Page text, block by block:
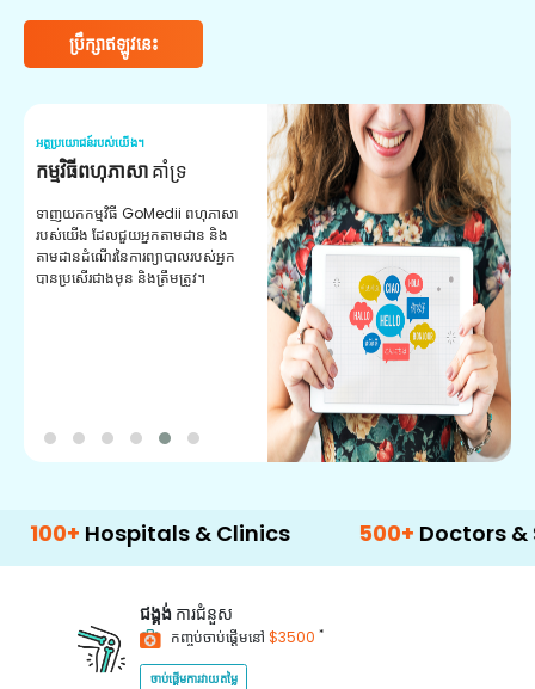
ប្រឹក្សាឥឡូវនេះ
អត្ថប្រយោជន៍របស់យើង។
ឱសថទៀងទាត់ការបំពេញ
ឱសថដែលបានផ្ទៀងផ្ទាត់ឱសថសម្រាប់ការ
បំពេញតាមវេជ្ជបញ្ជារបស់អ្នក។ ទទួល​បាន​
ព័ត៌មាន​ថ្មីៗ​ជា​ប្រចាំ​អំពី​ការ​បំពេញ​និង​ការ​
បញ្ជា​ទិញ​ដ៏​ងាយ​ស្រួល​តាម​រយៈ​កម្មវិធី​របស់​
Hospitals & Clinics 500+ Doctors &
ជង្គង់ ការជំនួស
កញ្ចប់ចាប់ផ្តើមនៅ $3500 *
ចាប់ផ្តើមការវាយតម្លៃ